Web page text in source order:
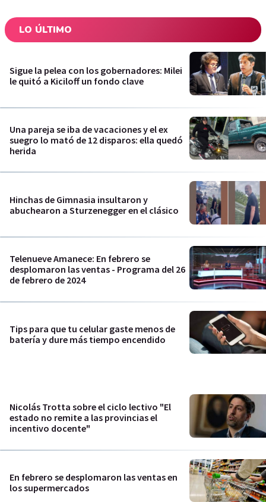
LO ÚLTIMO
Sigue la pelea con los gobernadores: Milei
le quitó a Kiciloff un fondo clave
Una pareja se iba de vacaciones y el ex
suegro lo mató de 12 disparos: ella quedó
herida
Hinchas de Gimnasia insultaron y
abuchearon a Sturzenegger en el clásico
Telenueve Amanece: En febrero se
desplomaron las ventas - Programa del 26
de febrero de 2024
Tips para que tu celular gaste menos de
batería y dure más tiempo encendido
Nicolás Trotta sobre el ciclo lectivo "El
estado no remite a las provincias el
incentivo docente"
En febrero se desplomaron las ventas en
los supermercados